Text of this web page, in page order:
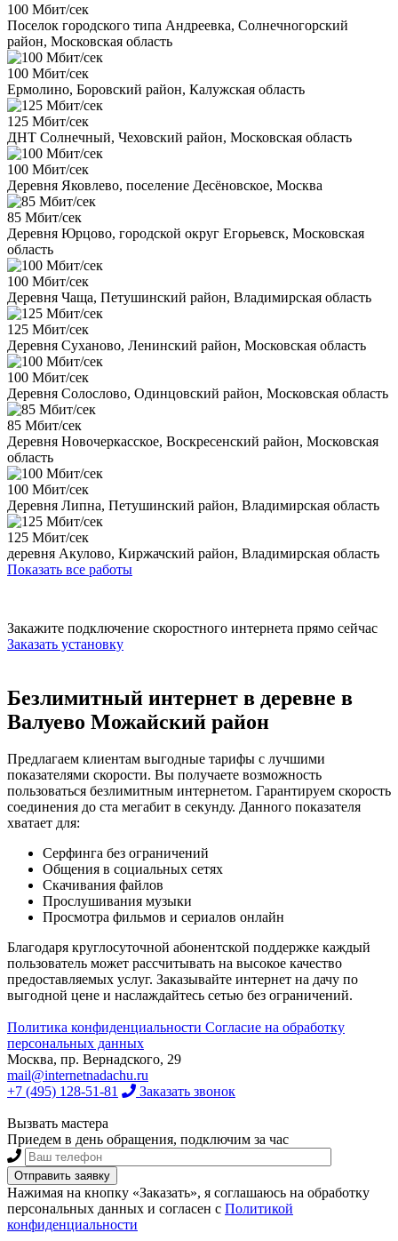
100 Мбит/сек
Поселок городского типа Андреевка, Солнечногорский
район, Московская область
100 Мбит/сек
Ермолино, Боровский район, Калужская область
125 Мбит/сек
ДНТ Солнечный, Чеховский район, Московская область
100 Мбит/сек
Деревня Яковлево, поселение Десёновское, Москва
85 Мбит/сек
Деревня Юрцово, городской округ Егорьевск, Московская
область
100 Мбит/сек
Деревня Чаща, Петушинский район, Владимирская область
125 Мбит/сек
Деревня Суханово, Ленинский район, Московская область
100 Мбит/сек
Деревня Солослово, Одинцовский район, Московская область
85 Мбит/сек
Деревня Новочеркасское, Воскресенский район, Московская
область
100 Мбит/сек
Деревня Липна, Петушинский район, Владимирская область
125 Мбит/сек
деревня Акулово, Киржачский район, Владимирская область
Показать все работы
Закажите подключение скоростного интернета прямо сейчас
Заказать установку
Безлимитный интернет в деревне в
Валуево Можайский район
Предлагаем клиентам выгодные тарифы с лучшими
показателями скорости. Вы получаете возможность
пользоваться безлимитным интернетом. Гарантируем скорость
соединения до ста мегабит в секунду. Данного показателя
хватает для:
Серфинга без ограничений
Общения в социальных сетях
Скачивания файлов
Прослушивания музыки
Просмотра фильмов и сериалов онлайн
Благодаря круглосуточной абонентской поддержке каждый
пользователь может рассчитывать на высокое качество
предоставляемых услуг. Заказывайте интернет на дачу по
выгодной цене и наслаждайтесь сетью без ограничений.
Политика конфиденциальности Согласие на обработку
персональных данных
Москва, пр. Вернадского, 29
mail@internetnadachu.ru
+7 (495) 128-51-81
Заказать звонок
Вызвать мастера
Приедем в день обращения, подключим за час
Нажимая на кнопку «Заказать», я соглашаюсь на обработку
персональных данных и согласен с Политикой
конфиденциальности